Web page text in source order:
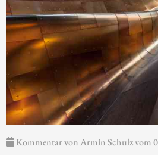
Kommentar von Armin Schulz vom